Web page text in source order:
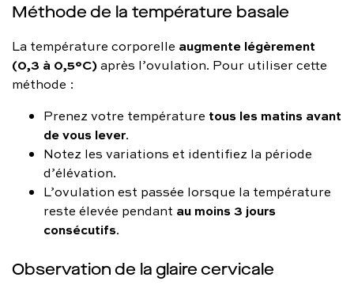
Méthode de la température basale
La température corporelle augmente légèrement
(0,3 à 0,5°C)après l’ovulation. Pour utiliser cette
méthode :
Prenez votre température tous les matins avant
de vous lever.
Notez les variations et identifiez la période
d’élévation.
L’ovulation est passée lorsque la température
reste élevée pendant au moins 3 jours
consécutifs.
Observation de la glaire cervicale